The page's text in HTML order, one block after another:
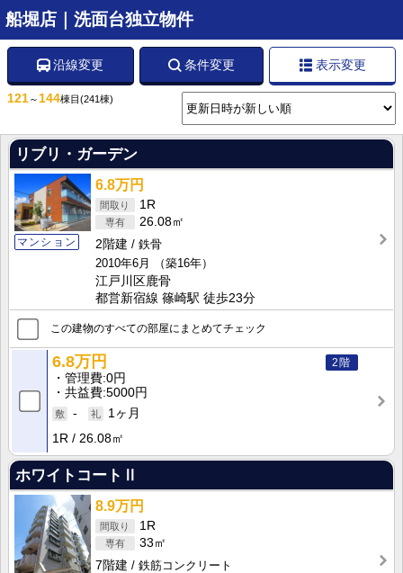
船堀店｜洗面台独立物件
沿線変更 条件変更 表示変更
121～144棟目 (241棟)
リブリ・ガーデン
マンション
6.8万円
1R
26.08㎡
2階建
鉄骨
2010年6月
（築16年）
江戸川区鹿骨
都営新宿線 篠崎駅 徒歩23分
この建物のすべての部屋にまとめてチェック
2階
6.8万円
管理費 0円
共益費 5000円
-
1ヶ月
1R
26.08㎡
ホワイトコートⅡ
8.9万円
1R
33㎡
7階建
鉄筋コンクリート